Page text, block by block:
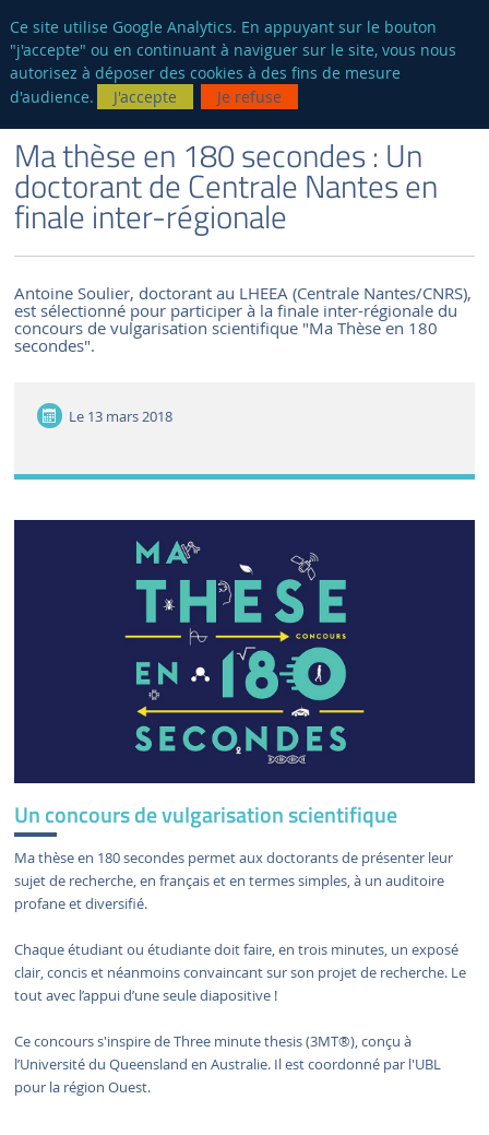
fr
Ce site utilise Google Analytics. En appuyant sur le bouton
"j'accepte" ou en continuant à naviguer sur le site, vous nous
autorisez à déposer des cookies à des fins de mesure
d'audience.
J'accepte Je refuse
Ma thèse en 180 secondes : Un
doctorant de Centrale Nantes en
finale inter-régionale
Antoine Soulier, doctorant au LHEEA (Centrale Nantes/CNRS),
est sélectionné pour participer à la finale inter-régionale du
concours de vulgarisation scientifique "Ma Thèse en 180
secondes".
Le 13 mars 2018
Un concours de vulgarisation scientifique
Ma thèse en 180 secondes permet aux doctorants de présenter leur
sujet de recherche, en français et en termes simples, à un auditoire
profane et diversifié.
Chaque étudiant ou étudiante doit faire, en trois minutes, un exposé
clair, concis et néanmoins convaincant sur son projet de recherche. Le
tout avec l’appui d’une seule diapositive !
Ce concours s'inspire de Three minute thesis (3MT®), conçu à
l’Université du Queensland en Australie. Il est coordonné par l'UBL
pour la région Ouest.